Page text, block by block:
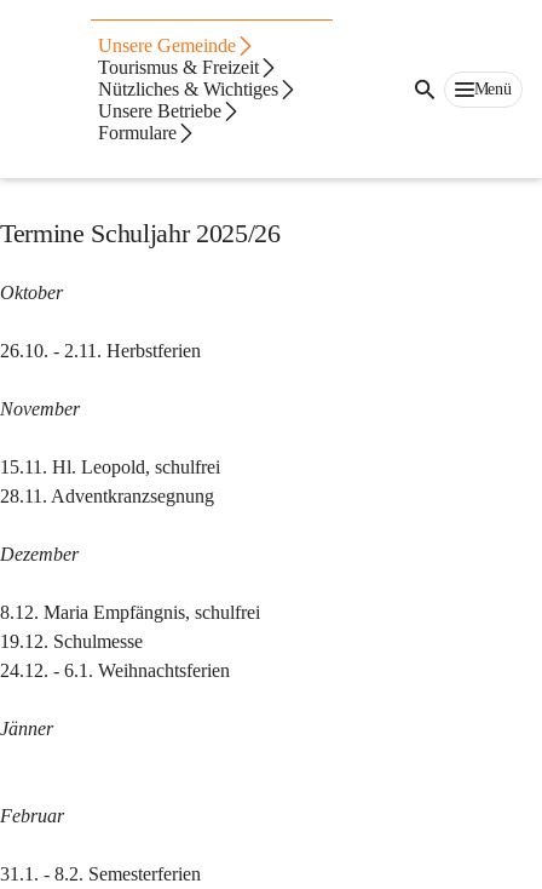
Unsere Gemeinde
Tourismus & Freizeit
Nützliches & Wichtiges
Unsere Betriebe
Formulare
Menü
Volksschule Payerbach
Lehrerteam der VS-Payerbach 2025
Termine Schuljahr 2025/26
Oktober
26.10. - 2.11. Herbstferien
November
15.11. Hl. Leopold, schulfrei
28.11. Adventkranzsegnung
Dezember
8.12. Maria Empfängnis, schulfrei
19.12. Schulmesse
24.12. - 6.1. Weihnachtsferien
Jänner
Februar
31.1. - 8.2. Semesterferien